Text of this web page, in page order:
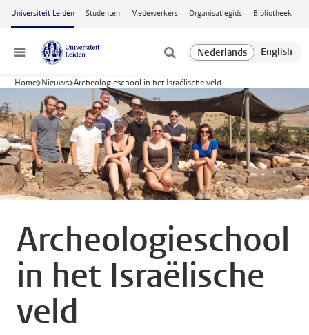
Ga naar hoofdinhoud
Universiteit Leiden Studenten Medewerkers Organisatiegids Bibliotheek
Menu
Home Nieuws Archeologieschool in het Israëlische veld
Archeologieschool
in het Israëlische
veld